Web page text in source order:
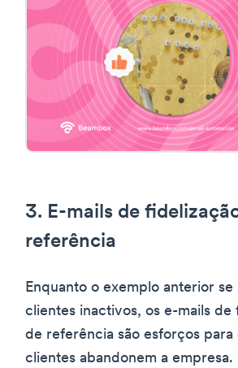
3. E-mails de
referência
Enquanto o exemplo anterior se
clientes inactivos, os e-mails de
de referência são esforços
clientes abandonem a empresa.